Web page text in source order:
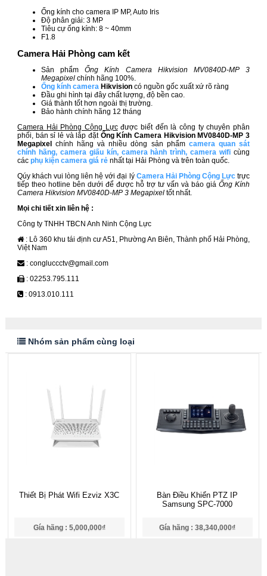
Ống kính cho camera IP MP, Auto Iris
Độ phân giải: 3 MP
Tiêu cự ống kính: 8 ~ 40mm
F1.8
Camera Hải Phòng cam kết
Sản phẩm
Ống Kính Camera Hikvision MV0840D-MP 3
Megapixel chính hãng 100%.
Ống kính cameraHikvisioncó nguồn gốc xuất xứ rõ ràng
Đầu ghi hình tại đây chất lượng, độ bền cao.
Giá thành tốt hơn ngoài thị trường.
Bảo hành chính hãng 12 tháng
Camera Hải Phòng Cộng Lựcđược biết đến là công ty chuyên phân
phối, bán sỉ lẻ và lắp đặt Ống Kính Camera Hikvision MV0840D-MP 3
Megapixelchính hãng và nhiều dòng sản phẩm camera quan sát
chính hãng, camera giấu kín, camera hành trình,camera wifi cùng
các phụ kiện camera giá rẻnhất tại Hải Phòng và trên toàn quốc.
Qúy khách vui lòng liên hệ với đại lý Camera Hải Phòng Cộng Lực trực
tiếp theo hotline bên dưới để được hỗ trợ tư vấn và báo giá Ống Kính
Camera Hikvision MV0840D-MP 3 Megapixel tốt nhất.
Mọi chi tiết xin liên hệ :
Công ty TNHH TBCN Anh Ninh Cộng Lực
: Lô 360 khu tái định cư A51, Phường An Biên, Thành phố Hải Phòng,
Việt Nam
: congluccctv@gmail.com
: 02253.795.111
: 0913.010.111
Nhóm sản phẩm cùng loại
Thiết Bị Phát Wifi Ezviz X3C
Gía hãng : 5,000,000₫
Bàn Điều Khiển PTZ IP
Samsung SPC-7000
Gía hãng : 38,340,000₫